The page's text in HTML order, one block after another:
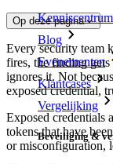
Kenniscentrum
Blog
Evenementen
Klantcases
Vergelijking
Beveiliging &
Op deze pagina
Every security team
fires, the finding gets
ignores it. Not
exposed credential,
Exposed credentials
tokens that have
or misconfiguration,